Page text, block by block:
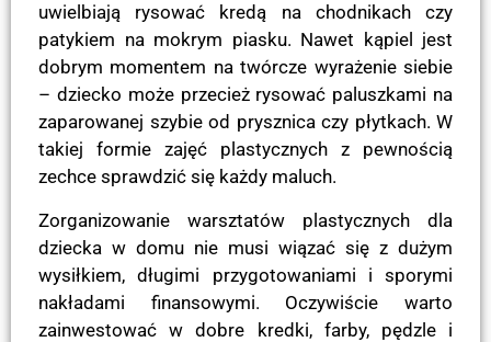
uwielbiają rysować kredą na chodnikach czy
patykiem na mokrym piasku. Nawet kąpiel jest
dobrym momentem na twórcze wyrażenie siebie
– dziecko może przecież rysować paluszkami na
zaparowanej szybie od prysznica czy płytkach. W
takiej formie zajęć plastycznych z pewnością
zechce sprawdzić się każdy maluch.
Zorganizowanie warsztatów plastycznych dla
dziecka w domu nie musi wiązać się z dużym
wysiłkiem, długimi przygotowaniami i sporymi
nakładami finansowymi. Oczywiście warto
zainwestować w dobre kredki, farby, pędzle i